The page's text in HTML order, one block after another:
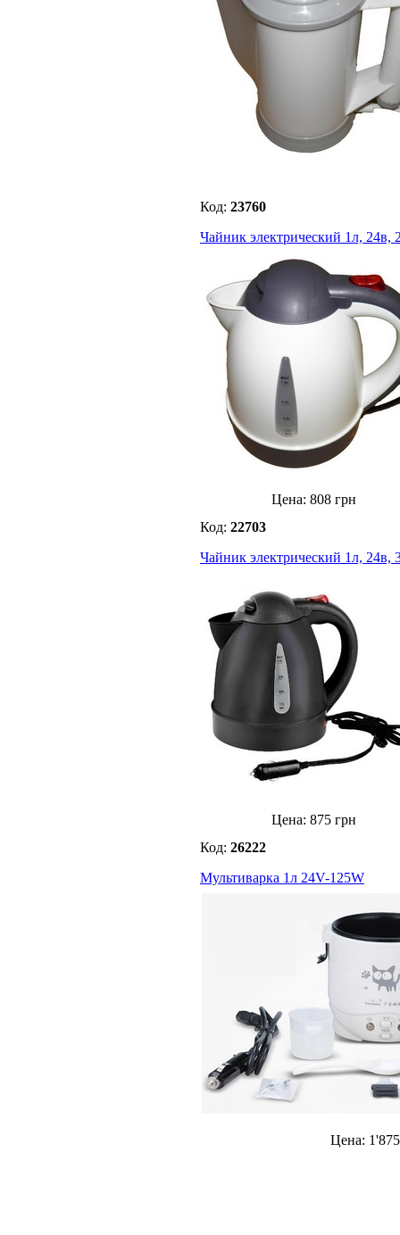
Код: 23760
Чайник электрический 1л, 24в,
Цена: 808грн
Код: 22703
Чайник электрический 1л, 24в,
Цена: 875грн
Код: 26222
Мультиварка 1л 24V-125W
Цена: 1'875